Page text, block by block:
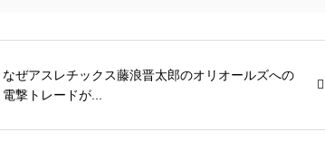
なぜアスレチックス藤浪晋太郎のオリオールズへの
電撃トレードが...